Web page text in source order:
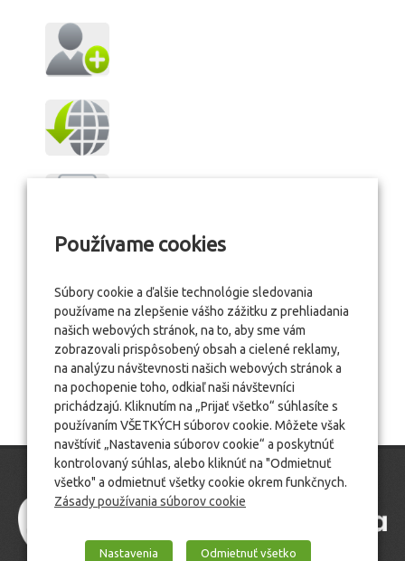
Používame cookies
Súbory cookie a ďalšie technológie sledovania
používame na zlepšenie vášho zážitku z prehliadania
našich webových stránok, na to, aby sme vám
zobrazovali prispôsobený obsah a cielené reklamy,
na analýzu návštevnosti našich webových stránok a
na pochopenie toho, odkiaľ naši návštevníci
prichádzajú. Kliknutím na „Prijať všetko“ súhlasíte s
používaním VŠETKÝCH súborov cookie. Môžete však
navštíviť „Nastavenia súborov cookie“ a poskytnúť
kontrolovaný súhlas, alebo kliknúť na "Odmietnuť
všetko" a odmietnuť všetky cookie okrem funkčnych.
Zásady používania súborov cookie
Nastavenia Odmietnuť všetko